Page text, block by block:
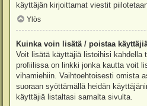
käyttäjän kirjoittamat viestit
Ylös
Kuinka voin lisätä / poistaa
Voit lisätä käyttäjiä listoihisi kahdella
profiilissa on linkki jonka kautta voit
vihamiehiin. Vaihtoehtoisesti omista
suoraan syöttämällä heidän
käyttäjiä listaltasi samalta sivulta.